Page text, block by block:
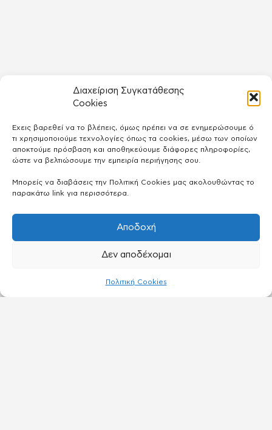
Διαχείριση Συγκατάθεσης
Cookies
Έχεις βαρεθεί να το βλέπεις, όμως πρέπει να σε ενημερώσουμε ό
τι χρησιμοποιούμε τεχνολογίες όπως τα cookies, μέσω των οποίων
αποκτούμε πρόσβαση και αποθηκεύουμε διάφορες πληροφορίες,
ώστε να βελτιώσουμε την εμπειρία περιήγησης σου.
Μπορείς να διαβάσεις την Πολιτική Cookies μας ακολουθώντας το
παρακάτω link για περισσότερα.
Αποδοχή
Δεν αποδέχομαι
Πολιτική Cookies